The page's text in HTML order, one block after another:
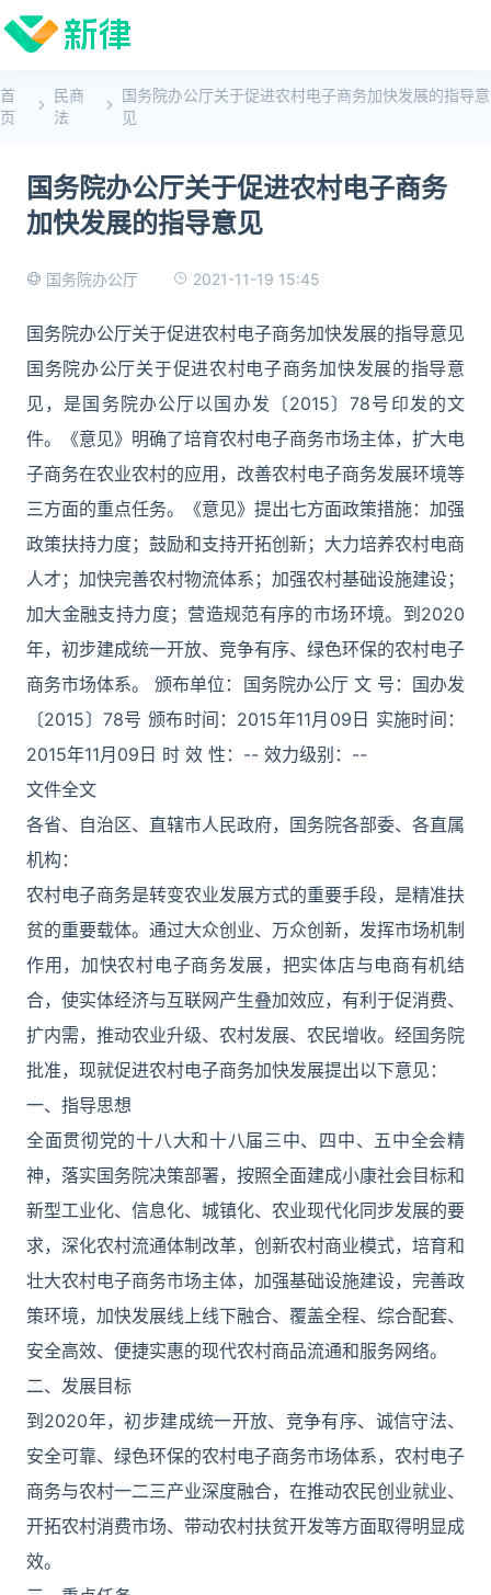
首
页
民商
法
国务院办公厅关于促进农村电子商务加快发展的指导意
见
国务院办公厅关于促进农村电子商务
加快发展的指导意见
国务院办公厅 2021-11-19 15:45
国务院办公厅关于促进农村电子商务加快发展的指导意见
国务院办公厅关于促进农村电子商务加快发展的指导意
见，是国务院办公厅以国办发〔2015〕78号印发的文
件。《意见》明确了培育农村电子商务市场主体，扩大电
子商务在农业农村的应用，改善农村电子商务发展环境等
三方面的重点任务。《意见》提出七方面政策措施：加强
政策扶持力度；鼓励和支持开拓创新；大力培养农村电商
人才；加快完善农村物流体系；加强农村基础设施建设；
加大金融支持力度；营造规范有序的市场环境。到2020
年，初步建成统一开放、竞争有序、绿色环保的农村电子
商务市场体系。 颁布单位：国务院办公厅 文 号：国办发
〔2015〕78号 颁布时间：2015年11月09日 实施时间：
2015年11月09日 时 效 性：-- 效力级别：--
文件全文
各省、自治区、直辖市人民政府，国务院各部委、各直属
机构：
农村电子商务是转变农业发展方式的重要手段，是精准扶
贫的重要载体。通过大众创业、万众创新，发挥市场机制
作用，加快农村电子商务发展，把实体店与电商有机结
合，使实体经济与互联网产生叠加效应，有利于促消费、
扩内需，推动农业升级、农村发展、农民增收。经国务院
批准，现就促进农村电子商务加快发展提出以下意见：
一、指导思想
全面贯彻党的十八大和十八届三中、四中、五中全会精
神，落实国务院决策部署，按照全面建成小康社会目标和
新型工业化、信息化、城镇化、农业现代化同步发展的要
求，深化农村流通体制改革，创新农村商业模式，培育和
壮大农村电子商务市场主体，加强基础设施建设，完善政
策环境，加快发展线上线下融合、覆盖全程、综合配套、
安全高效、便捷实惠的现代农村商品流通和服务网络。
二、发展目标
到2020年，初步建成统一开放、竞争有序、诚信守法、
安全可靠、绿色环保的农村电子商务市场体系，农村电子
商务与农村一二三产业深度融合，在推动农民创业就业、
开拓农村消费市场、带动农村扶贫开发等方面取得明显成
效。